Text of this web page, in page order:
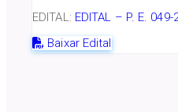
EDITAL: EDITAL – P. E.
Baixar Edital